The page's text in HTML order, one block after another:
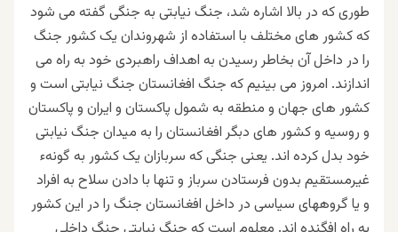
طوری که در بالا اشاره شد، جنگ نیابتی به جنگی گفته می شود
که کشور های مختلف با استفاده از شهروندان یک کشور جنگ
را در داخل آن بخاطر رسیدن به اهداف راهبردی خود به راه می
اندازند. امروز می بینیم که جنگ افغانستان جنگ نیابتی است و
کشور های جهان و منطقه به شمول پاکستان و ایران و پاکستان
و روسیه و کشور های دبگر افغانستان را به میدان جنگ نیابتی
خود بدل کرده اند. یعنی جنگی که سربازان یک کشور به گونهء
غیرمستقیم بدون فرستادن سرباز و تنها با دادن سلاح به افراد
و یا گروههای سیاسی در داخل افغانستان جنگ را در این کشور